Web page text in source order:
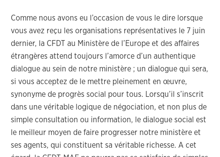
Comme nous avons eu l’occasion de vous le dire lorsque
vous avez reçu les organisations représentatives le 7 juin
dernier, la CFDT au Ministère de l’Europe et des affaires
étrangères attend toujours l’amorce d’un authentique
dialogue au sein de notre ministère ; un dialogue qui sera,
si vous acceptez de le mettre pleinement en œuvre,
synonyme de progrès social pour tous. Lorsqu’il s’inscrit
dans une véritable logique de négociation, et non plus de
simple consultation ou information, le dialogue social est
le meilleur moyen de faire progresser notre ministère et
ses agents, qui constituent sa véritable richesse. A cet